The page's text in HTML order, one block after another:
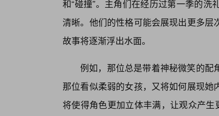
和“碰撞”。主角们在经历过第一季的
清晰。他们的性格可能会展现出更多
故事将逐渐浮出水面。
例如，那位总是带着神秘微笑的配
那位看似柔弱的女孩，又将如何展现
将使得角色更加立体丰满，让观众产